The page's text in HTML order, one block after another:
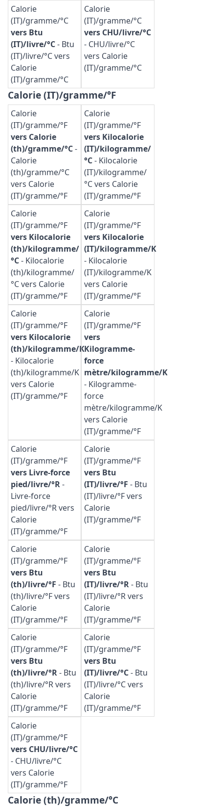
Calorie
(IT)/gramme/°C
vers Btu
(IT)/livre/°C- Btu
(IT)/livre/°C vers
Calorie
(IT)/gramme/°C
Calorie
(IT)/gramme/°C
vers CHU/livre/°C
- CHU/livre/°C
vers Calorie
(IT)/gramme/°C
Calorie (IT)/gramme/°F
Calorie
(IT)/gramme/°F
vers Calorie
(th)/gramme/°C-
Calorie
(th)/gramme/°C
vers Calorie
(IT)/gramme/°F
Calorie
(IT)/gramme/°F
vers Kilocalorie
(IT)/kilogramme/
°C- Kilocalorie
(IT)/kilogramme/
°C vers Calorie
(IT)/gramme/°F
Calorie
(IT)/gramme/°F
vers Kilocalorie
(th)/kilogramme/
°C- Kilocalorie
(th)/kilogramme/
°C vers Calorie
(IT)/gramme/°F
Calorie
(IT)/gramme/°F
vers Kilocalorie
(IT)/kilogramme/K
- Kilocalorie
(IT)/kilogramme/K
vers Calorie
(IT)/gramme/°F
Calorie
(IT)/gramme/°F
vers Kilocalorie
(th)/kilogramme/K
- Kilocalorie
(th)/kilogramme/K
vers Calorie
(IT)/gramme/°F
Calorie
(IT)/gramme/°F
vers
Kilogramme-
force
mètre/kilogramme/K
- Kilogramme-
force
mètre/kilogramme/K
vers Calorie
(IT)/gramme/°F
Calorie
(IT)/gramme/°F
vers Livre-force
pied/livre/°R-
Livre-force
pied/livre/°R vers
Calorie
(IT)/gramme/°F
Calorie
(IT)/gramme/°F
vers Btu
(IT)/livre/°F - Btu
(IT)/livre/°F vers
Calorie
(IT)/gramme/°F
Calorie
(IT)/gramme/°F
vers Btu
(th)/livre/°F - Btu
(th)/livre/°F vers
Calorie
(IT)/gramme/°F
Calorie
(IT)/gramme/°F
vers Btu
(IT)/livre/°R- Btu
(IT)/livre/°R vers
Calorie
(IT)/gramme/°F
Calorie
(IT)/gramme/°F
vers Btu
(th)/livre/°R- Btu
(th)/livre/°R vers
Calorie
(IT)/gramme/°F
Calorie
(IT)/gramme/°F
vers Btu
(IT)/livre/°C- Btu
(IT)/livre/°C vers
Calorie
(IT)/gramme/°F
Calorie
(IT)/gramme/°F
vers CHU/livre/°C
- CHU/livre/°C
vers Calorie
(IT)/gramme/°F
Calorie (th)/gramme/°C